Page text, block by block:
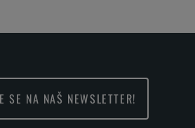
SE NA NAŠ NEWSLETTER!